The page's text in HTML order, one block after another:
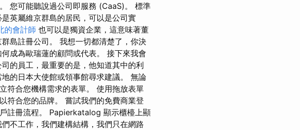
您可能聽說過公司即服務 (CaaS)。 標準
英屬維京群島的居民，可以是公司實
的會計師 也可以是獨資企業，這意味著董
島註冊公司。 我想一切都清楚了，你決
成為歐瑞蓮的顧問或代表。 接下來我會
的員工，最重要的是，他知道其中的利
的日本大使館或領事館尋求建議。 無論
符合您機構需求的表單。 使用拖放表單
符合您的品牌。 嘗試我們的免費商業登
註冊流程。 Papierkatalog 顯示櫃檯上顯
不工作，我們建構結構，我們只在網路